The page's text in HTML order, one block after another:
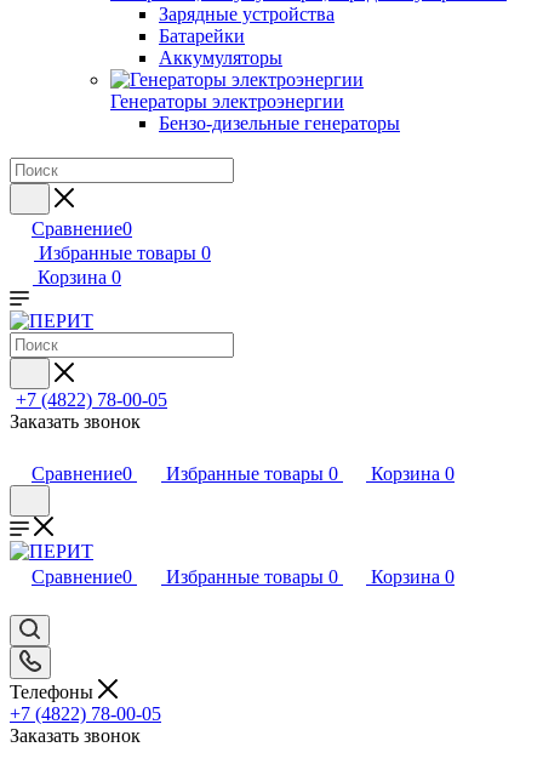
Зарядные устройства
Батарейки
Аккумуляторы
Генераторы электроэнергии
Бензо-дизельные генераторы
Сравнение0
Избранные товары 0
Корзина 0
+7 (4822) 78-00-05
Заказать звонок
Сравнение0 Избранные товары 0 Корзина 0
Сравнение0 Избранные товары 0 Корзина 0
Телефоны
+7 (4822) 78-00-05
Заказать звонок